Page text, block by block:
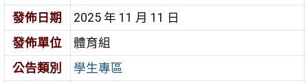
發佈日期
2025 年 11 月 11 日
發佈單位
體育組
公告類別
學生專區